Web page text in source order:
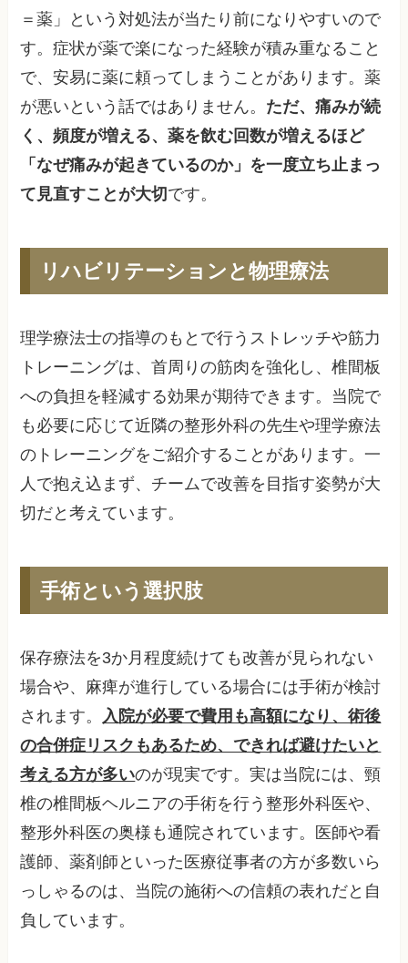
＝薬」という対処法が当たり前になりやすいので
す。症状が薬で楽になった経験が積み重なること
で、安易に薬に頼ってしまうことがあります。薬
が悪いという話ではありません。 ただ、痛みが続
く、頻度が増える、薬を飲む回数が増えるほど
「なぜ痛みが起きているのか」を一度立ち止まっ
て見直すことが大切です。
リハビリテーションと物理療法
理学療法士の指導のもとで行うストレッチや筋力
トレーニングは、首周りの筋肉を強化し、椎間板
への負担を軽減する効果が期待できます。当院で
も必要に応じて近隣の整形外科の先生や理学療法
のトレーニングをご紹介することがあります。一
人で抱え込まず、チームで改善を目指す姿勢が大
切だと考えています。
手術という選択肢
保存療法を3か月程度続けても改善が見られない
場合や、麻痺が進行している場合には手術が検討
されます。 入院が必要で費用も高額になり、術後
の合併症リスクもあるため、できれば避けたいと
考える方が多いのが現実です。実は当院には、頸
椎の椎間板ヘルニアの手術を行う整形外科医や、
整形外科医の奥様も通院されています。医師や看
護師、薬剤師といった医療従事者の方が多数いら
っしゃるのは、当院の施術への信頼の表れだと自
負しています。